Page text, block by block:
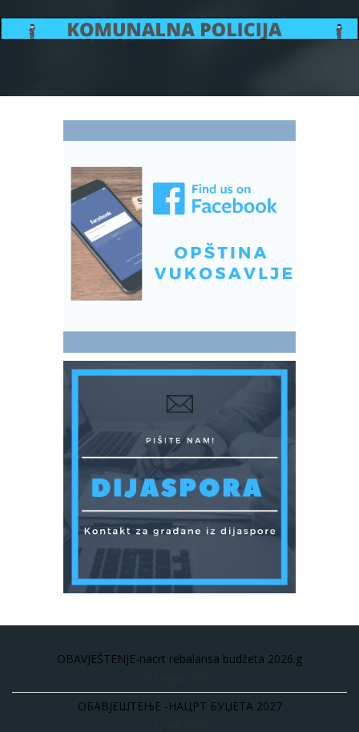
OBAVJEŠTENJE-nacrt rebalansa budžeta 2026.g
ОБАВЈЕШТЕЊЕ -НАЦРТ БУЏЕТА 2027